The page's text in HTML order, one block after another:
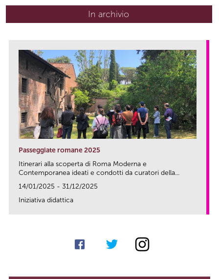
In archivio
Passeggiate romane 2025
Itinerari alla scoperta di Roma Moderna e
Contemporanea ideati e condotti da curatori della...
14/01/2025 - 31/12/2025
Iniziativa didattica